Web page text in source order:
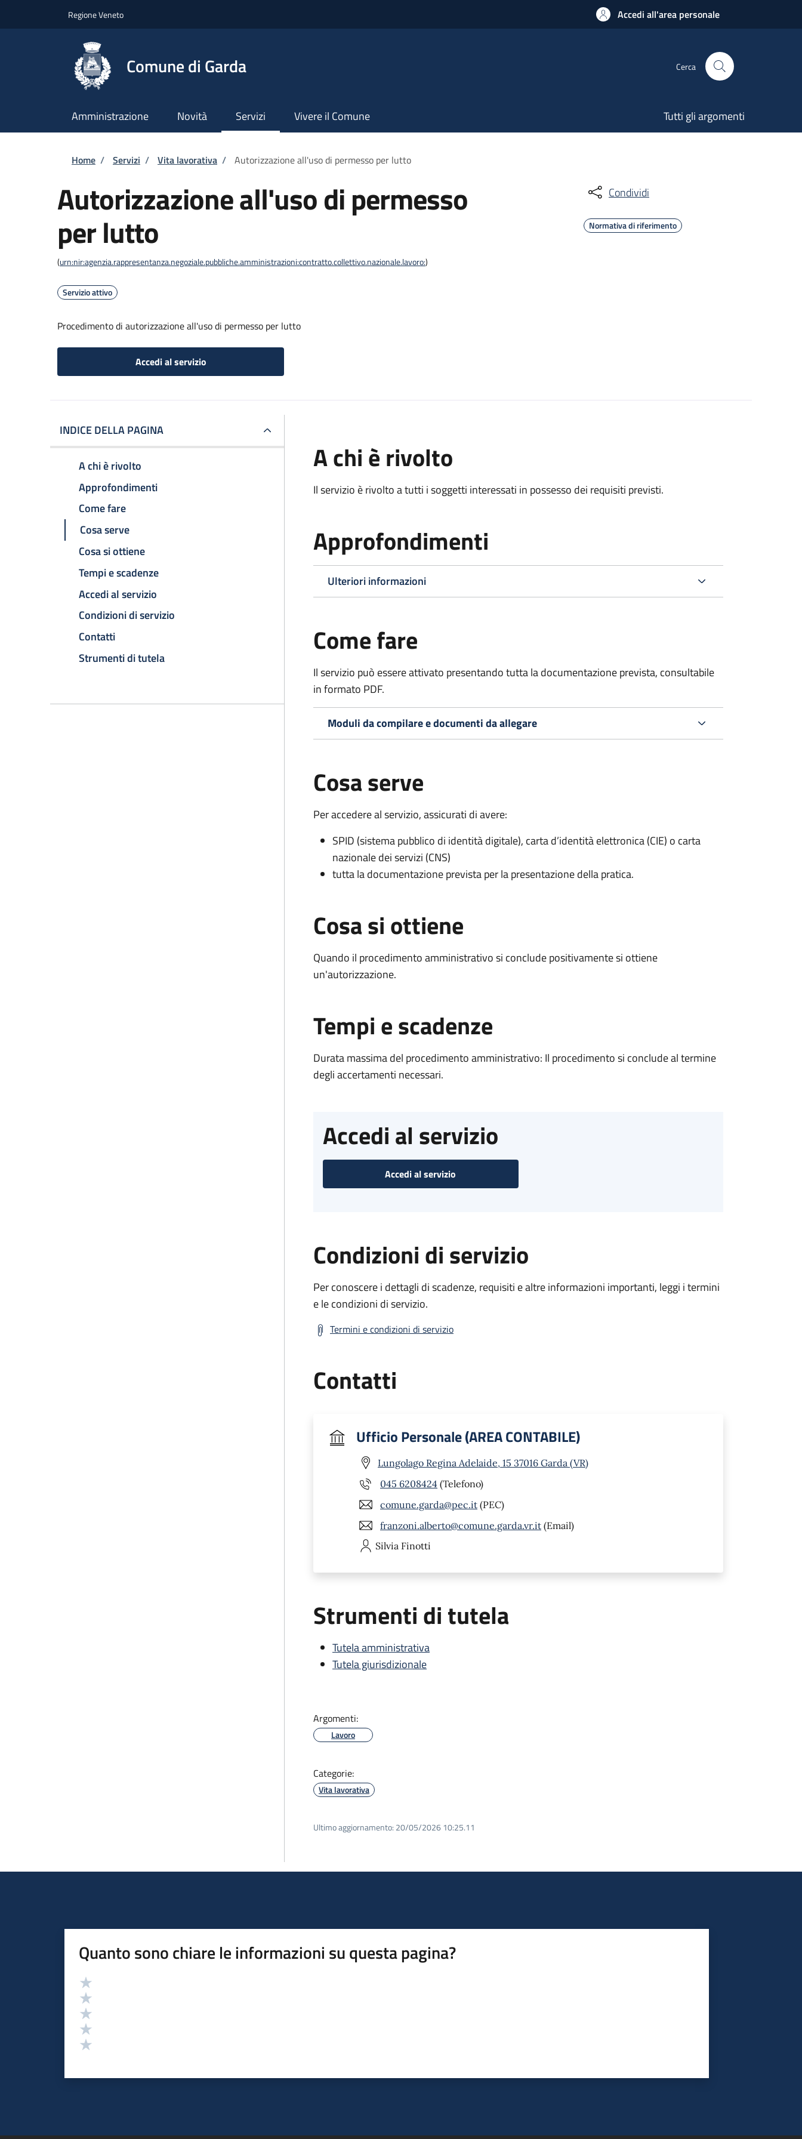
Regione Veneto Accedi all'area personale
Comune di Garda Cerca
Amministrazione Novità Servizi Vivere il Comune Tutti gli argomenti
Briciole di pane
Home / Servizi / Vita lavorativa / Autorizzazione all'uso di permesso per lutto
Autorizzazione all'uso di permesso
per lutto
(urn:nir:agenzia.rappresentanza.negoziale.pubbliche.amministrazioni:contratto.collettivo.nazionale.lavoro:)
Servizio attivo
Procedimento di autorizzazione all'uso di permesso per lutto
Accedi al servizio
Condividi
Normativa di riferimento
INDICE DELLA PAGINA
A chi è rivolto
Approfondimenti
Come fare
Cosa serve
Cosa si ottiene
Tempi e scadenze
Accedi al servizio
Condizioni di servizio
Contatti
Strumenti di tutela
A chi è rivolto
Il servizio è rivolto a tutti i soggetti interessati in possesso dei requisiti previsti.
Approfondimenti
Ulteriori informazioni
Come fare
Il servizio può essere attivato presentando tutta la documentazione prevista, consultabile
in formato PDF.
Moduli da compilare e documenti da allegare
Cosa serve
Per accedere al servizio, assicurati di avere:
SPID (sistema pubblico di identità digitale), carta d’identità elettronica (CIE) o carta
nazionale dei servizi (CNS)
tutta la documentazione prevista per la presentazione della pratica.
Cosa si ottiene
Quando il procedimento amministrativo si conclude positivamente si ottiene
un'autorizzazione.
Tempi e scadenze
Durata massima del procedimento amministrativo: Il procedimento si conclude al termine
degli accertamenti necessari.
Accedi al servizio
Accedi al servizio
Condizioni di servizio
Per conoscere i dettagli di scadenze, requisiti e altre informazioni importanti, leggi i termini
e le condizioni di servizio.
Termini e condizioni di servizio
Contatti
Ufficio Personale (AREA CONTABILE)
Lungolago Regina Adelaide, 15 37016 Garda (VR)
045 6208424 (Telefono)
comune.garda@pec.it (PEC)
franzoni.alberto@comune.garda.vr.it (Email)
Silvia Finotti
Strumenti di tutela
Tutela amministrativa
Tutela giurisdizionale
Argomenti:
Lavoro
Categorie:
Vita lavorativa
Ultimo aggiornamento: 20/05/2026 10:25.11
Quanto sono chiare le informazioni su questa pagina?
Valutazione